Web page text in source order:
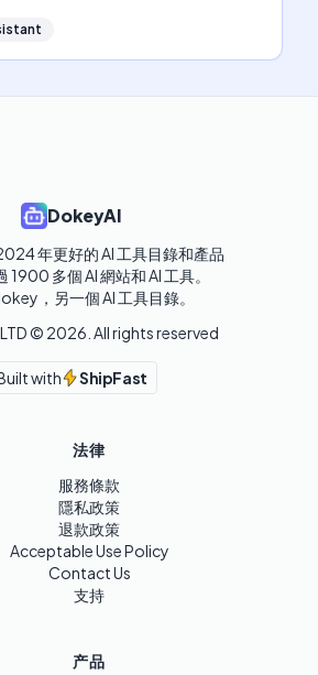
DokeyAI
年更好的 AI 工具目錄和產品
1900 多個 AI 網站和 AI 工具。
，另一個 AI 工具目錄。
© 2026 . All rights reserved
with ShipFast
法律
服務條款
隱私政策
退款政策
Acceptable Use Policy
Contact Us
支持
产品